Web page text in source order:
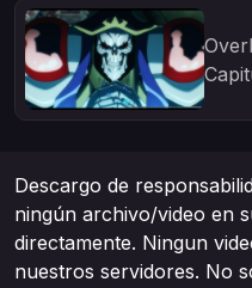
Descargo de
ningún archivo/video en
directamente. Ningun
nuestros servidores. No